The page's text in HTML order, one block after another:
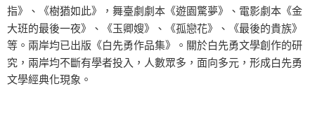
指》、《樹猶如此》，舞臺劇劇本《遊園驚夢》、電影劇本《金
大班的最後一夜》、《玉卿嫂》、《孤戀花》、《最後的貴族》
等。兩岸均已出版《白先勇作品集》。關於白先勇文學創作的研
究，兩岸均不斷有學者投入，人數眾多，面向多元，形成白先勇
文學經典化現象。